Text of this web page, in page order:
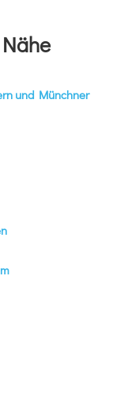
und Münchner